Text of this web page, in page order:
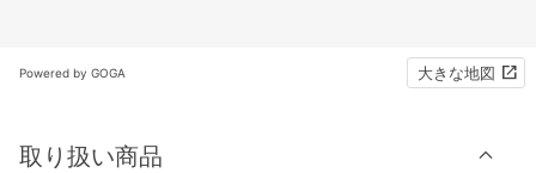
Powered by GOGA 大きな地図
取り扱い商品